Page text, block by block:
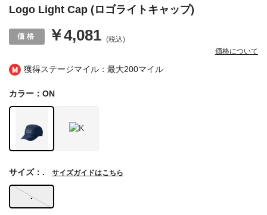
獲得ステージマイル：最大200マイル
Logo Light Cap (ロゴライトキャップ)
￥4,081 (税込)
価格について
カラー：ON
.
サイズ：. サイズガイドはこちら